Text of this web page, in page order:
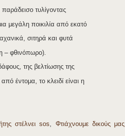
τυλίγοντας
μεγάλη ποικιλία από εκατό
σιτηρά και φυτά
– φθινόπωρο).
της βελτίωσης της
έντομα, το κλειδί είναι η
στέλνει sos
Φτιάχνουμε δικούς μας